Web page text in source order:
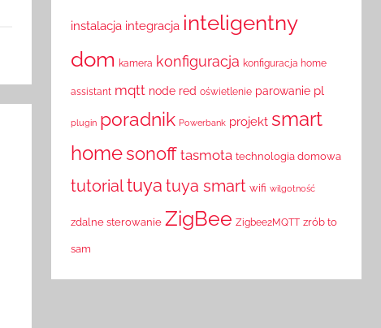
instalacja integracja inteligentny
dom kamera konfiguracja konfiguracja home
assistant mqtt node red oświetlenie parowanie pl
plugin poradnik Powerbank projekt smart
home sonoff tasmota technologia domowa
tutorialtuya tuya smart wifi wilgotność
zdalne sterowanie ZigBee Zigbee2MQTT zrób to
sam